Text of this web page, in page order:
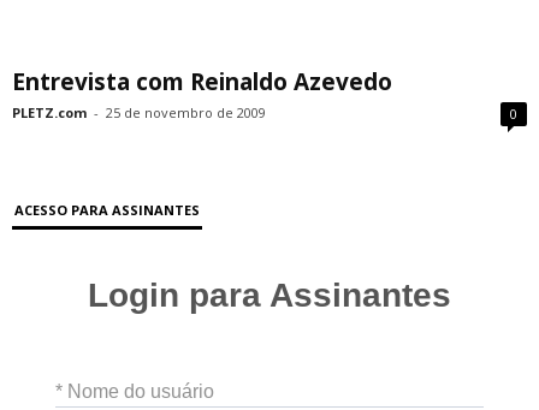
Entrevista com Reinaldo Azevedo
PLETZ.com - 25 de novembro de 2009 0
ACESSO PARA ASSINANTES
Login para Assinantes
* Nome do usuário